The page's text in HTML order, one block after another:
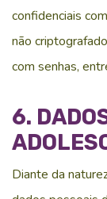
confidenciais
não
com senhas,
6.
Diante da